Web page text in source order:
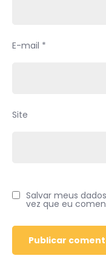
E-mail *
Site
Salvar meus
vez que eu